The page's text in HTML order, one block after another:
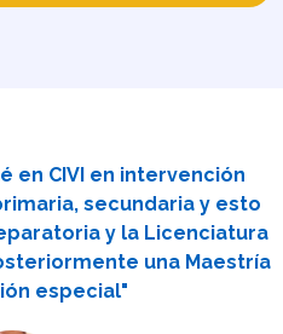
en CIVI en intervención
secundaria y esto
y la Licenciatura
una Maestría
especial"